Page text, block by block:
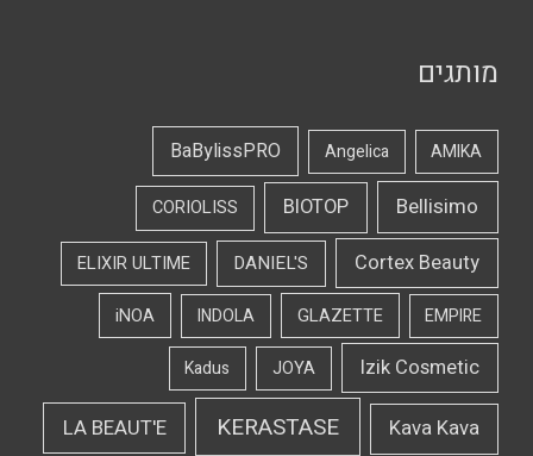
מותגים
AMIKA
Angelica
BaBylissPRO
Bellisimo
BIOTOP
CORIOLISS
Cortex Beauty
DANIEL'S
ELIXIR ULTIME
EMPIRE
GLAZETTE
INDOLA
iNOA
Izik Cosmetic
JOYA
Kadus
Kava Kava
KERASTASE
LA BEAUT'E